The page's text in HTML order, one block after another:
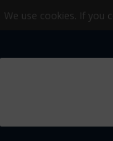
We use cookies. If you